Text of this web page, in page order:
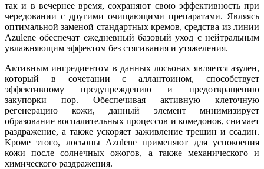
так и в вечернее время, сохраняют свою эффективность при
чередовании с другими очищающими препаратами. Являясь
оптимальной заменой стандартных кремов, средства из линии
Azulene обеспечат ежедневный базовый уход с нейтральным
увлажняющим эффектом без стягивания и утяжеления.
Активным ингредиентом в данных лосьонах является азулен,
который в сочетании с аллантоином, способствует
эффективному предупреждению и предотвращению
закупорки пор. Обеспечивая активную клеточную
регенерацию кожи, данный элемент минимизирует
образование воспалительных процессов и комедонов, снимает
раздражение, а также ускоряет заживление трещин и ссадин.
Кроме этого, лосьоны Azulene применяют для успокоения
кожи после солнечных ожогов, а также механического и
химического раздражения.